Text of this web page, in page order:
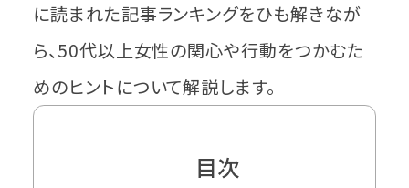
に読まれた記事ランキングをひも解きなが
ら、50代以上女性の関心や行動をつかむた
めのヒントについて解説します。
目次